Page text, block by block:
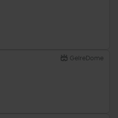
GelreDome